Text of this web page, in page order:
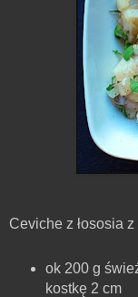
Ceviche z łososia
ok 200 g
kostkę 2 cm